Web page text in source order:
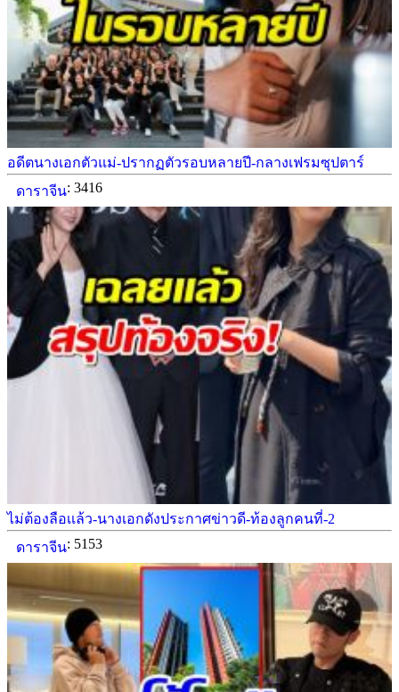
อดีตนางเอกตัวแม่-ปรากฏตัวรอบหลายปี-กลางเฟรมซุปตาร์
ดาราจีน: 3416
ไม่ต้องลือเเล้ว-นางเอกดังประกาศข่าวดี-ท้องลูกคนที่-2
ดาราจีน: 5153